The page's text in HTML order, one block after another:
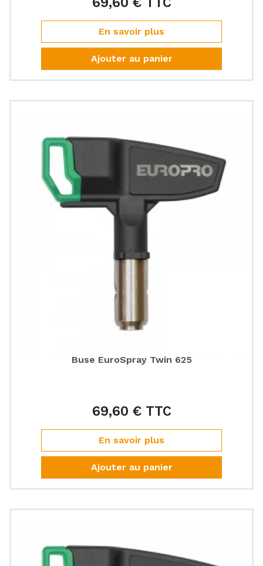
Prix
En savoir plus
Ajouter au panier
Buse EuroSpray Twin 625
69,60 € TTCPrix
En savoir plus
Ajouter au panier